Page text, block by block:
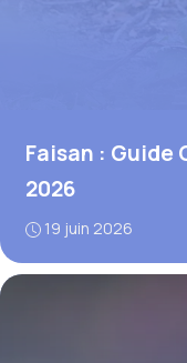
Faisan : Guide
2026
19 juin 2026